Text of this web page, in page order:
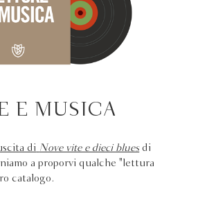
E MUSICA
di Nove vite e dieci blues di
a proporvi qualche "lettura
catalogo.